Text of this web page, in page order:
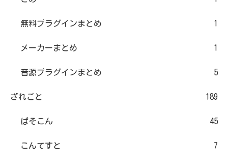
無料プラグインまとめ 1
メーカーまとめ 1
音源プラグインまとめ 5
ざれごと 189
ぱそこん 45
こんてすと 7